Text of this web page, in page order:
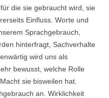
die sie gebraucht wird, sie
Einfluss. Worte und
Sprachgebrauch,
hinterfragt, Sachverhalte
wird uns als
bewusst, welche Rolle
sie bisweilen hat.
an. Wirklichkeit